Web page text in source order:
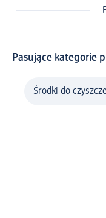
Pasujące kategorie
Środki do